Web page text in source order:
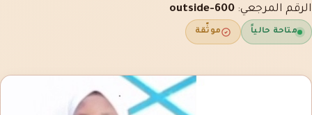
الرقم المرجعي: outside-600
متاحة حالياً موثّقة